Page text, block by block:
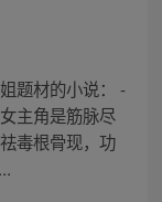
题材的小说： -
主角是筋脉尽
毒根骨现，功